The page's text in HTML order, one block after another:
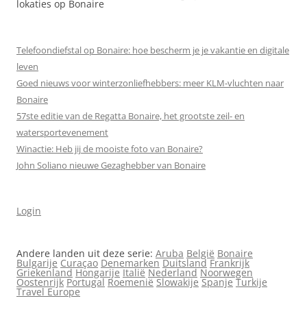
lokaties op Bonaire
Telefoondiefstal op Bonaire: hoe bescherm je je vakantie en digitale
leven
Goed nieuws voor winterzonliefhebbers: meer KLM-vluchten naar
Bonaire
57ste editie van de Regatta Bonaire, het grootste zeil- en
watersportevenement
Winactie: Heb jij de mooiste foto van Bonaire?
John Soliano nieuwe Gezaghebber van Bonaire
Login
Andere landen uit deze serie: Aruba België Bonaire
Bulgarije Curaçao Denemarken Duitsland Frankrijk
Griekenland Hongarije Italië Nederland Noorwegen
Oostenrijk Portugal Roemenië Slowakije Spanje Turkije
Travel Europe